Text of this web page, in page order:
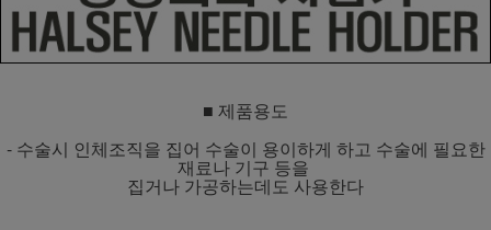
■ 제품용도
- 수술시 인체조직을 집어 수술이 용이하게 하고 수술에 필요한
재료나 기구 등을
집거나 가공하는데도 사용한다